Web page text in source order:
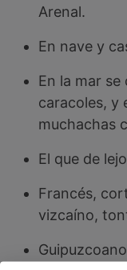
Arenal.
En nave y
En la mar se
caracoles, y
muchachas
El que de
Francés,
vizcaíno,